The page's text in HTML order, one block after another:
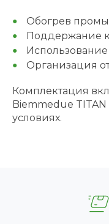
Обогрев
Поддержание
Организация
Комплектация
Biemmedue
условиях.